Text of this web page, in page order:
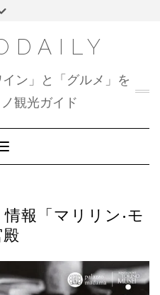
Toggle
ン」と「グルメ」を
観光ガイド
Toggle Navigation
報「マリリン•モ